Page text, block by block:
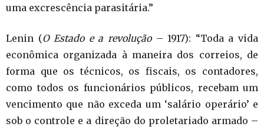
uma excrescência parasitária.”
Lenin (O Estado e a revolução– 1917): “Toda a vida
econômica organizada à maneira dos correios, de
forma que os técnicos, os fiscais, os contadores,
como todos os funcionários públicos, recebam um
vencimento que não exceda um ‘salário operário’ e
sob o controle e a direção do proletariado armado –